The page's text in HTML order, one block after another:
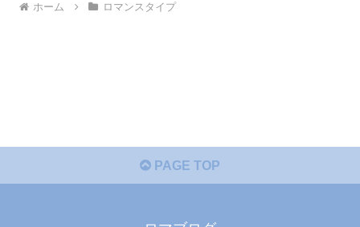
ホーム ロマンスタイプ
PAGE TOP